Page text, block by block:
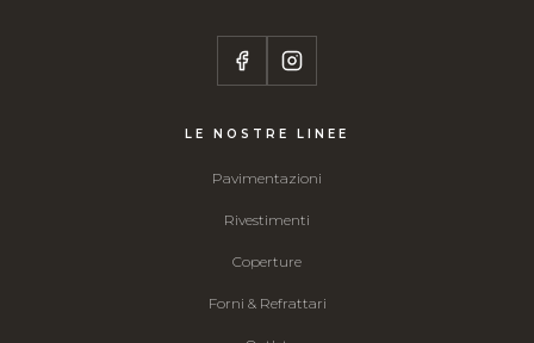
LE NOSTRE LINEE
Pavimentazioni
Rivestimenti
Coperture
Forni & Refrattari